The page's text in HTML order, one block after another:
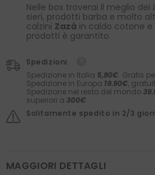
Nelle box troverai il meglio dei
sieri, prodotti barba e molto
calzini Zazà in caldo cotone e
prodotti è garantito.
Spedizioni
Spedizione in Italia 5,90€. Gratis
Spedizione in Europa 19.90€,
Spedizione nel resto del mondo
superiori a 300€
Solitamente spedito in 2/3
MAGGIORI DETTAGLI